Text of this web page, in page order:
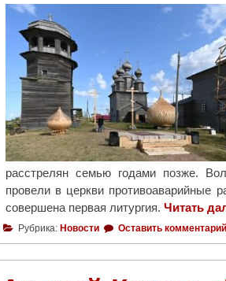
ю
в
Б
е
л
о
с
расстрелян семью годами позже.
провели в церкви противоаварийные
совершена первая литургия. Читать
Рубрика: Новости Оставить